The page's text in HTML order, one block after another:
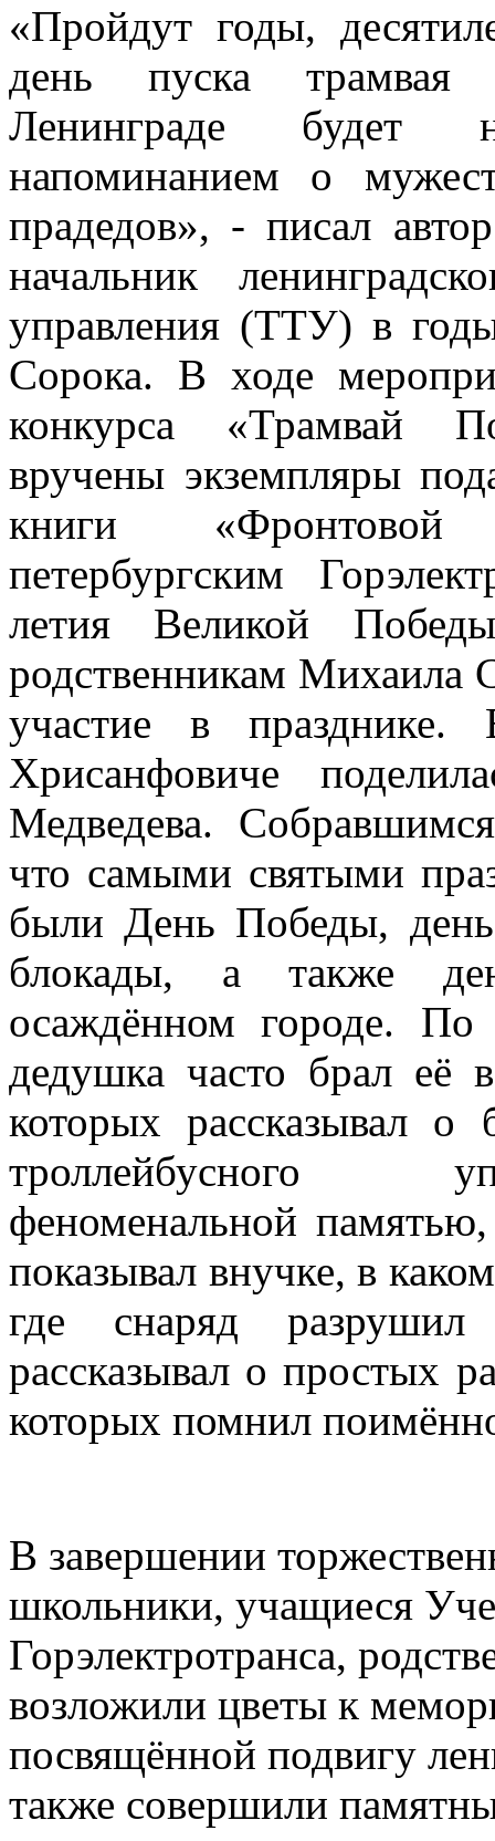
«Пройдут годы,
день пуска
Ленинграде будет
напоминанием о
прадедов», - писал
начальник
управления (ТТУ) в
Сорока. В ходе
конкурса «Трамвай
вручены экземпляры
книги «Фронтовой
петербургским
летия Великой
родственникам Михаила
участие в
Хрисанфовиче
Медведева.
что самыми святыми
были День Победы,
блокады, а также
осаждённом городе.
дедушка часто брал её
которых рассказывал о
троллейбусного
феноменальной
показывал внучке, в
где снаряд
рассказывал о простых
которых помнил
В завершении
школьники, учащиеся
Горэлектротранса,
возложили цветы к
посвящённой подвигу
также совершили